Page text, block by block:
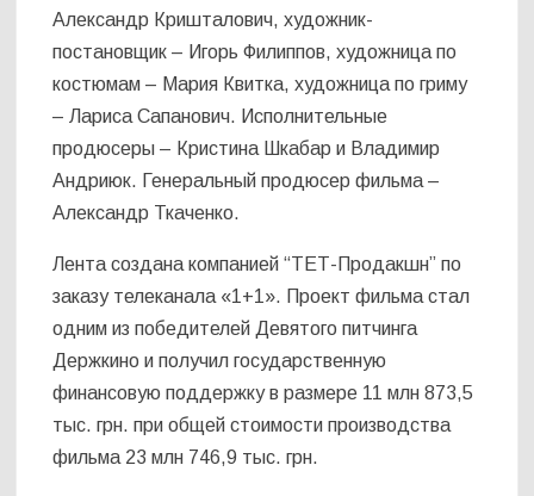
Александр Кришталович, художник-
постановщик – Игорь Филиппов, художница по
костюмам – Мария Квитка, художница по гриму
– Лариса Сапанович. Исполнительные
продюсеры – Кристина Шкабар и Владимир
Андриюк. Генеральный продюсер фильма –
Александр Ткаченко.
Лента создана компанией “ТЕТ-Продакшн” по
заказу телеканала «1+1». Проект фильма стал
одним из победителей Девятого питчинга
Держкино и получил государственную
финансовую поддержку в размере 11 млн 873,5
тыс. грн. при общей стоимости производства
фильма 23 млн 746,9 тыс. грн.